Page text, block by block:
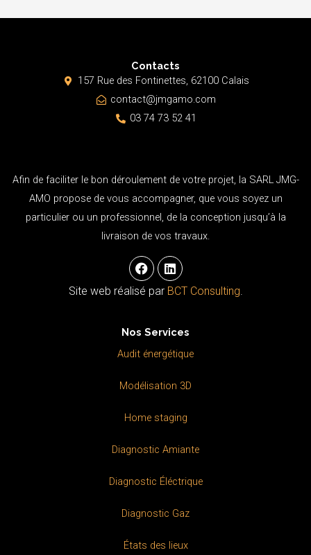
Contacts
157 Rue des Fontinettes, 62100 Calais
contact@jmgamo.com
03 74 73 52 41
Afin de faciliter le bon déroulement de votre projet, la SARL JMG-
AMO propose de vous accompagner, que vous soyez un
particulier ou un professionnel, de la conception jusqu’à la
livraison de vos travaux.
F
a
c
e
o
k
L
i
n
k
i
n
Site web réalisé par BCT Consulting.
Nos Services
Audit énergétique
Modélisation 3D
Home staging
Diagnostic Amiante
Diagnostic Éléctrique
Diagnostic Gaz
États des lieux